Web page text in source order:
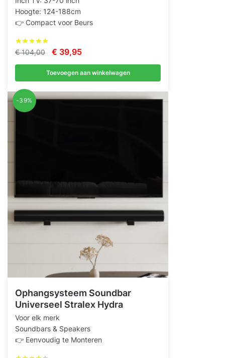
Hoogte: 124-188cm
👉 Compact voor Beurs
€104,00
Oorspronkelijke
prijs
was:
€ 104,00.
€ 39,95Huidige
prijs
is:
€ 39,95.
Toevoegen aan winkelwagen
-39%
Ophangsysteem Soundbar
Universeel Stralex Hydra
Voor elk merk
Soundbars & Speakers
👉 Eenvoudig te Monteren